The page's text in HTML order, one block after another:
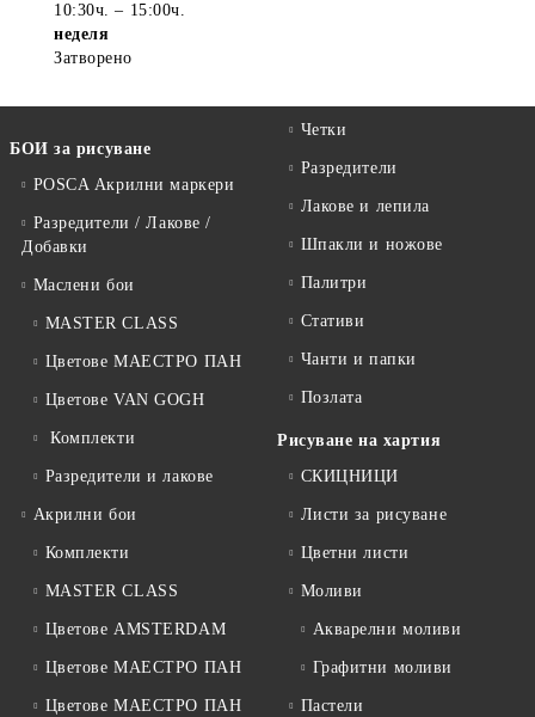
10:30ч. – 15:00ч.
неделя
Затворено
БОИ за рисуване
POSCA Акрилни маркери
Разредители / Лакове /
Добавки
Маслени бои
MASTER CLASS
Цветове МАЕСТРО ПАН
Цветове VAN GOGH
Комплекти
Разредители и лакове
Акрилни бои
Комплекти
MASTER CLASS
Цветове AMSTERDAM
Цветове МАЕСТРО ПАН
Цветове МАЕСТРО ПАН
Четки
Разредители
Лакове и лепила
Шпакли и ножове
Палитри
Стативи
Чанти и папки
Позлата
Рисуване на хартия
СКИЦНИЦИ
Листи за рисуване
Цветни листи
Моливи
Акварелни моливи
Графитни моливи
Пастели